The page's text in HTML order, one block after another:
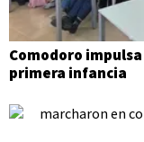
Comodoro
primera infancia